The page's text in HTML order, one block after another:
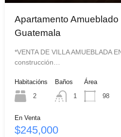
Apartamento
Guatemala
*VENTA DE VILLA AMUEBLADA
construcción…
Habitacións
2
Baños
1
Área
98
En Venta
$245,000